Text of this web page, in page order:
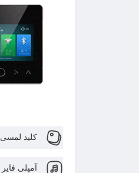
کلید لمسی
آمپلی فایر